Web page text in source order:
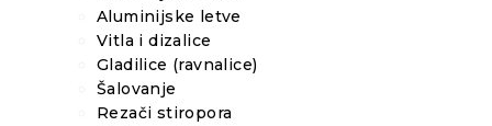
Aluminijske letve
Vitla i dizalice
Gladilice (ravnalice)
Šalovanje
Rezači stiropora